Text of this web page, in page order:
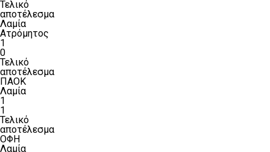
Τελικό
αποτέλεσμα
Λαμία
Ατρόμητος
1
0
Τελικό
αποτέλεσμα
ΠΑΟΚ
Λαμία
1
1
Τελικό
αποτέλεσμα
ΟΦΗ
Λαμία